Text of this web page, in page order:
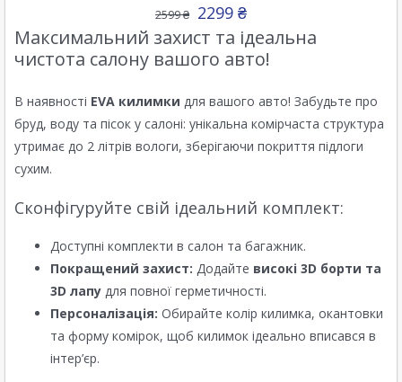
2599₴ 2299 ₴
Максимальний захист та ідеальна
чистота салону вашого авто!
В наявності EVA килимки для вашого авто! Забудьте про
бруд, воду та пісок у салоні: унікальна комірчаста структура
утримає до 2 літрів вологи, зберігаючи покриття підлоги
сухим.
Сконфігуруйте свій ідеальний комплект:
Доступні комплекти в салон та багажник.
Покращений захист: Додайте високі 3D борти та
3D лапу для повної герметичності.
Персоналізація: Обирайте колір килимка, окантовки
та форму комірок, щоб килимок ідеально вписався в
інтер’єр.